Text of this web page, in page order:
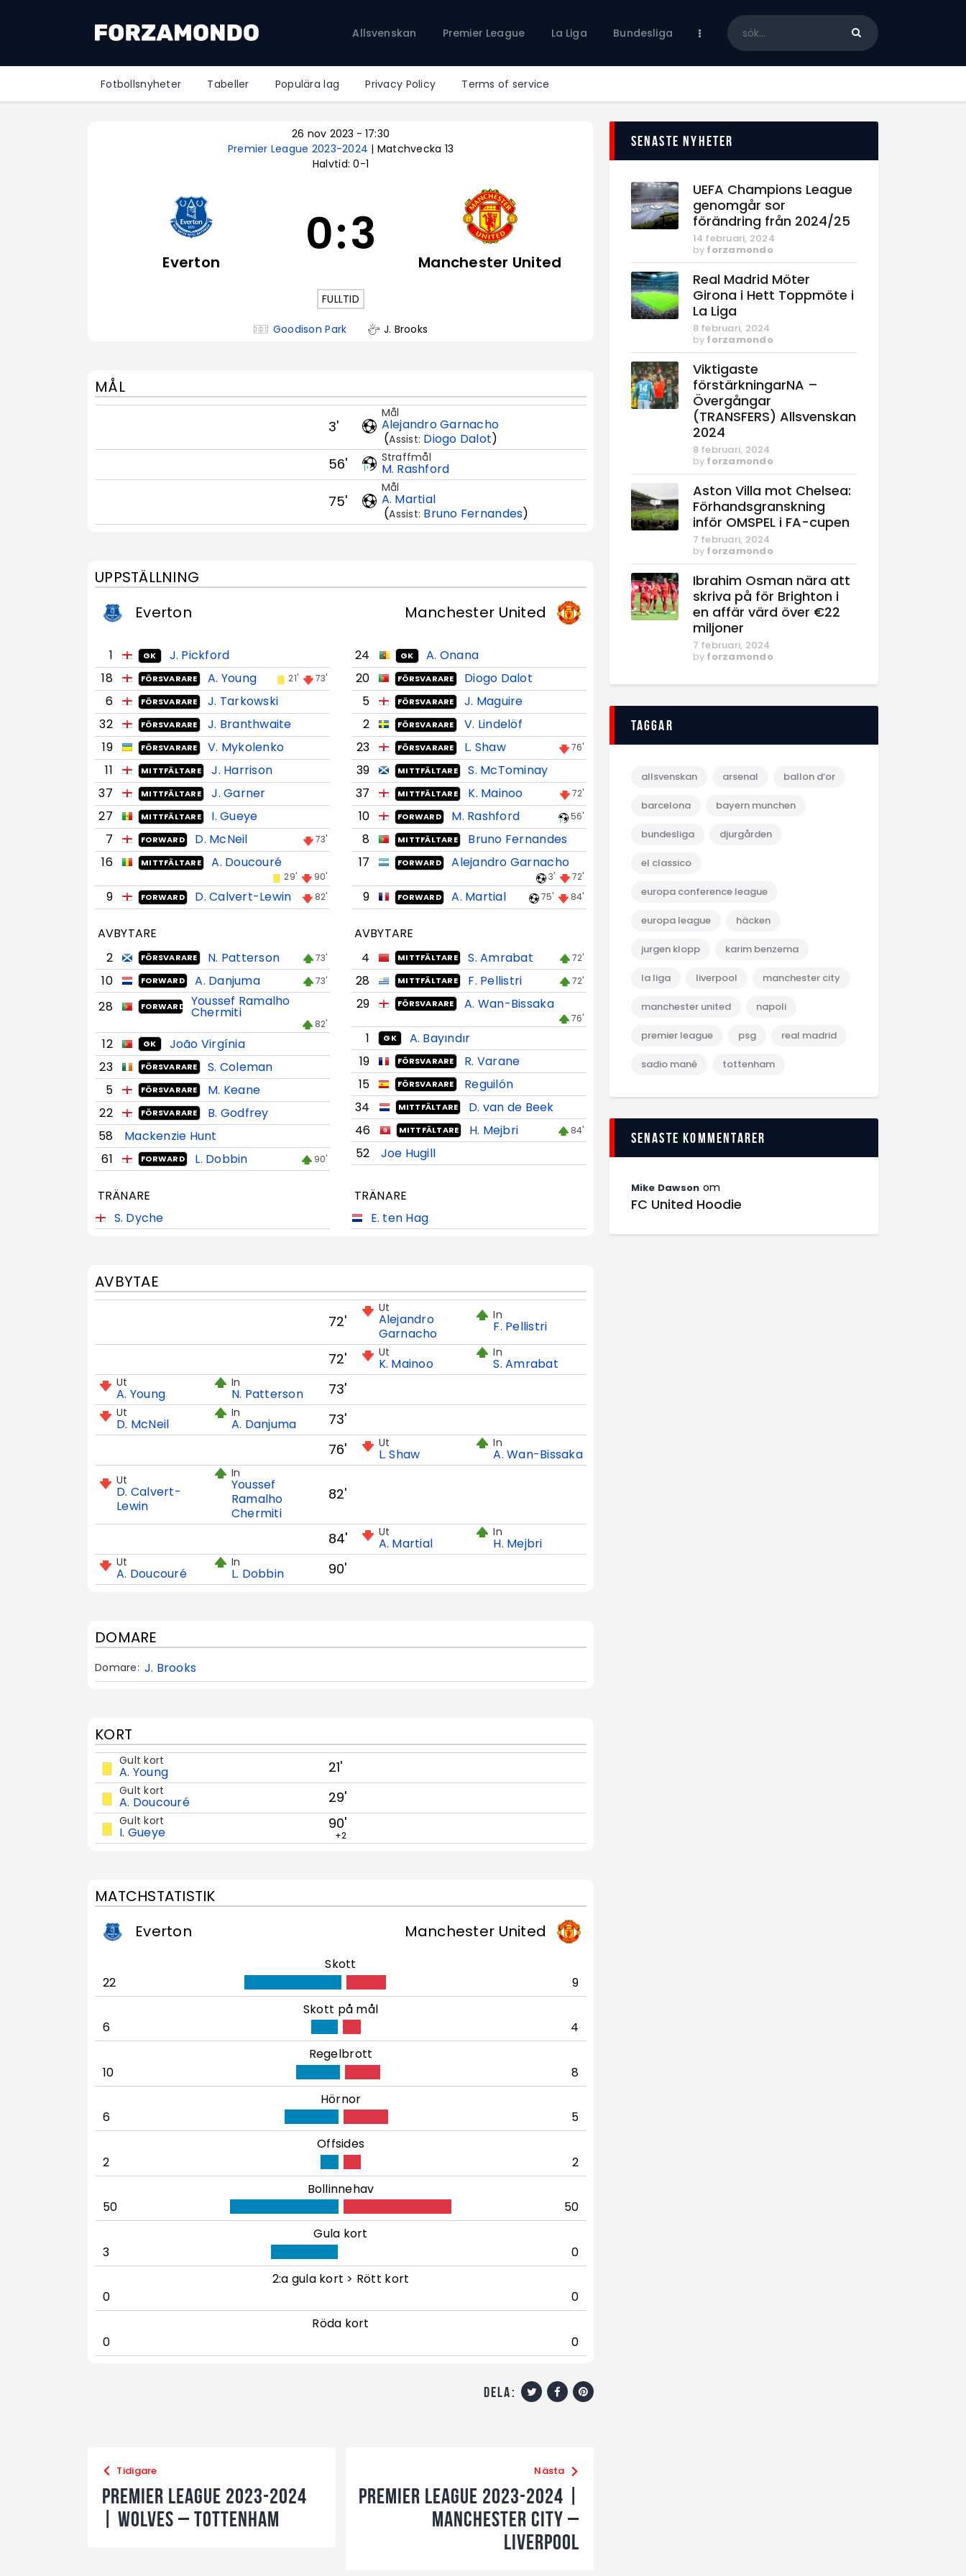
Allsvenskan Premier League La Liga Bundesliga
Fotbollsnyheter Tabeller Populära lag Privacy Policy Terms of service
Premier League
La Liga
Bundesliga
Ligue 1
26 nov 2023 - 17:30
Premier League 2023-2024 | Matchvecka 13
Halvtid: 0-1
Everton 0:3 Manchester United
FULLTID
Goodison Park J. Brooks
MÅL
3'
Mål
Alejandro Garnacho
(Assist: Diogo Dalot)
56' Straffmål
M. Rashford
75'
Mål
A. Martial
(Assist: Bruno Fernandes)
UPPSTÄLLNING
Everton
1 GK
J. Pickford
18
FÖRSVARARE A. Young 21' 73'
6 FÖRSVARARE
J. Tarkowski
32
FÖRSVARARE
J. Branthwaite
19
FÖRSVARARE
V. Mykolenko
11
MITTFÄLTARE
J. Harrison
37
MITTFÄLTARE
J. Garner
27
MITTFÄLTARE
I. Gueye
7
FORWARD D. McNeil 73'
16 MITTFÄLTARE A. Doucouré
29' 90'
9 FORWARD D. Calvert-Lewin 82'
AVBYTARE
2
FÖRSVARARE N. Patterson 73'
10 FORWARD A. Danjuma 73'
28 FORWARD Youssef Ramalho
Chermiti
82'
12 GK
João Virgínia
23
FÖRSVARARE
S. Coleman
5
FÖRSVARARE
M. Keane
22
FÖRSVARARE
B. Godfrey
58
Mackenzie Hunt
61
FORWARD L. Dobbin 90'
TRÄNARE
S. Dyche
Manchester United
24 GK
A. Onana
20
FÖRSVARARE
Diogo Dalot
5
FÖRSVARARE
J. Maguire
2
FÖRSVARARE
V. Lindelöf
23
FÖRSVARARE L. Shaw 76'
39 MITTFÄLTARE
S. McTominay
37
MITTFÄLTARE K. Mainoo 72'
10 FORWARD M. Rashford 56'
8 MITTFÄLTARE
Bruno Fernandes
17
FORWARD Alejandro Garnacho
3' 72'
9 FORWARD A. Martial 75' 84'
AVBYTARE
4
MITTFÄLTARE S. Amrabat 72'
28 MITTFÄLTARE F. Pellistri 72'
29 FÖRSVARARE A. Wan-Bissaka
76'
1 GK
A. Bayındır
19
FÖRSVARARE
R. Varane
15
FÖRSVARARE
Reguilón
34
MITTFÄLTARE
D. van de Beek
46
MITTFÄLTARE H. Mejbri 84'
52 Joe Hugill
TRÄNARE
E. ten Hag
AVBYTAE
72'
Ut
Alejandro
Garnacho
In
F. Pellistri
72' Ut
K. Mainoo
In
S. Amrabat
Ut
A. Young
In
N. Patterson 73'
Ut
D. McNeil
In
A. Danjuma
73'
76'
Ut
L. Shaw
In
A. Wan-Bissaka
Ut
D. Calvert-
Lewin
In
Youssef
Ramalho
Chermiti
82'
84' Ut
A. Martial
In
H. Mejbri
Ut
A. Doucouré
In
L. Dobbin 90'
DOMARE
Domare: J. Brooks
KORT
Gult kort
A. Young 21'
Gult kort
A. Doucouré 29'
Gult kort
I. Gueye
90'
+2
MATCHSTATISTIK
Everton
Manchester United
Skott
22
9
Skott på mål
6
4
Regelbrott
10
8
Hörnor
6
5
Offsides
2
2
Bollinnehav
50
50
Gula kort
3
0
2:a gula kort > Rött kort
0
0
Röda kort
0
0
dela:
Tidigare
Premier League 2023-2024
| Wolves – Tottenham
Nästa
Premier League 2023-2024 |
Manchester City –
Liverpool
Senaste nyheter
UEFA Champions League
genomgår sor
förändring från 2024/25
14 februari, 2024
by forzamondo
Real Madrid Möter
Girona i Hett Toppmöte i
La Liga
8 februari, 2024
by forzamondo
Viktigaste
förstärkningarNA –
Övergångar
(TRANSFERS) Allsvenskan
2024
8 februari, 2024
by forzamondo
Aston Villa mot Chelsea:
Förhandsgranskning
inför OMSPEL i FA-cupen
7 februari, 2024
by forzamondo
Ibrahim Osman nära att
skriva på för Brighton i
en affär värd över €22
miljoner
7 februari, 2024
by forzamondo
Taggar
allsvenskan arsenal ballon d‘or
barcelona bayern munchen
bundesliga djurgården
el classico
europa conference league
europa league häcken
jurgen klopp karim benzema
la liga liverpool manchester city
manchester united napoli
premier league psg real madrid
sadio mané tottenham
Senaste kommentarer
Mike Dawson om
FC United Hoodie